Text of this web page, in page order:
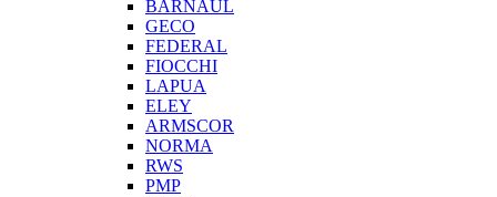
BARNAUL
GEСO
FEDERAL
FIOCCHI
LAPUA
ELEY
ARMSCOR
NORMA
RWS
PMP